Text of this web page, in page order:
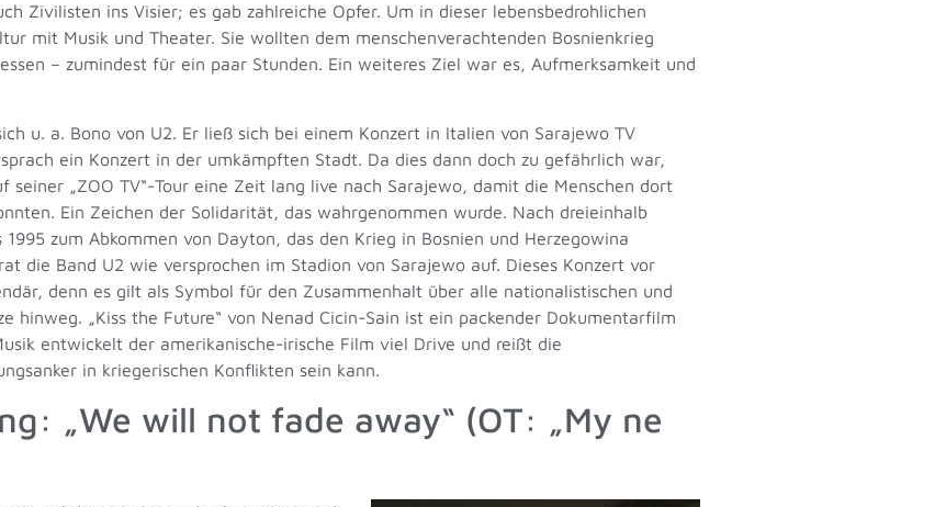
Zivilisten ins Visier; es gab zahlreiche Opfer. Um in dieser lebensbedrohlichen
mit Musik und Theater. Sie wollten dem menschenverachtenden Bosnienkrieg
– zumindest für ein paar Stunden. Ein weiteres Ziel war es, Aufmerksamkeit und
u. a. Bono von U2. Er ließ sich bei einem Konzert in Italien von Sarajewo TV
ein Konzert in der umkämpften Stadt. Da dies dann doch zu gefährlich war,
seiner „ZOO TV“-Tour eine Zeit lang live nach Sarajewo, damit die Menschen dort
Ein Zeichen der Solidarität, das wahrgenommen wurde. Nach dreieinhalb
1995 zum Abkommen von Dayton, das den Krieg in Bosnien und Herzegowina
die Band U2 wie versprochen im Stadion von Sarajewo auf. Dieses Konzert vor
denn es gilt als Symbol für den Zusammenhalt über alle nationalistischen und
hinweg. „Kiss the Future“ von Nenad Cicin-Sain ist ein packender Dokumentarfilm
entwickelt der amerikanische-irische Film viel Drive und reißt die
in kriegerischen Konflikten sein kann.
„We will not fade away“ (OT: „My ne